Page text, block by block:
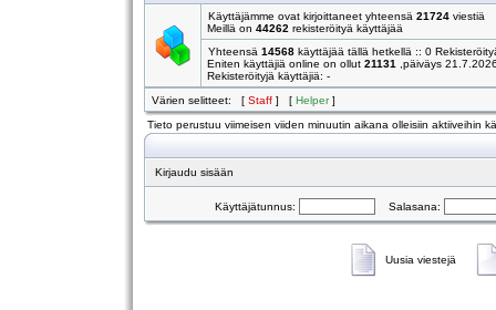
Käyttäjämme ovat kirjoittaneet yhteensä 21724 viestiä
Meillä on 44262 rekisteröityä käyttäjää
Yhteensä 14568 käyttäjää tällä hetkellä :: 0
Eniten käyttäjiä online on ollut 21131
,päiväys
Rekisteröityjä käyttäjiä: -
Värien selitteet: [ Staff ] [ Helper]
Tieto perustuu viimeisen viiden minuutin aikana olleisiin aktiiveihin
Kirjaudu sisään
Käyttäjätunnus: Salasana:
Uusia viestejä